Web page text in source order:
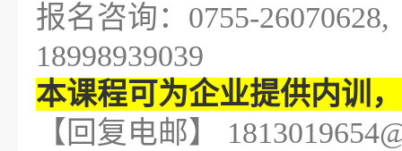
报名咨询：0755-
18998939039
本课程可为企业提供内训
【回复电邮】